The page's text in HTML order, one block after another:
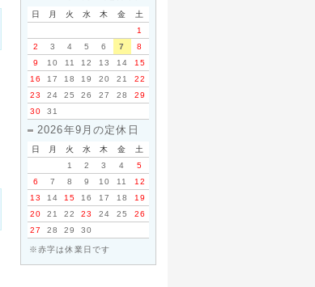
日 月 火 水 木 金
土
1
2
3 4 5 6 7
8
9
10 11 12 13 14
15
16
17 18 19 20 21
22
23
24 25 26 27 28
29
30
31
2026年9月の定休日
日 月 火 水 木 金
土
1
2 3 4
5
6
7 8 9 10 11
12
13
14 15 16 17 18
19
20
21 22 23 24 25
26
27
28 29 30
※赤字は休業日です